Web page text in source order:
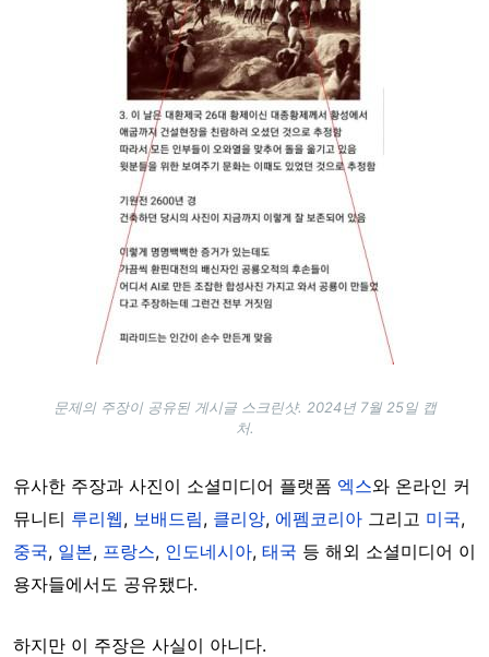
문제의 주장이 공유된 게시글 스크린샷. 2024년 7월 25일 캡
처.
유사한 주장과 사진이 소셜미디어 플랫폼 엑스와 온라인 커
뮤니티 루리웹, 보배드림, 클리앙, 에펨코리아 그리고 미국,
중국, 일본, 프랑스, 인도네시아, 태국 등 해외 소셜미디어 이
용자들에서도 공유됐다.
하지만 이 주장은 사실이 아니다.